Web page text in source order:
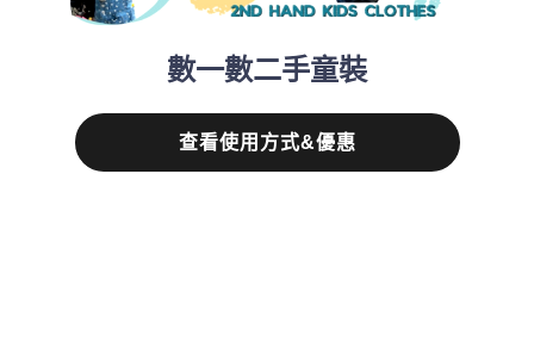
數一數二手童裝
查看使用方式&優惠